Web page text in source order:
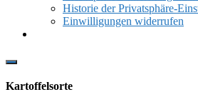
Historie der Privatsphäre-
Einwilligungen widerrufen
Show
Content
Kartoffelsorte